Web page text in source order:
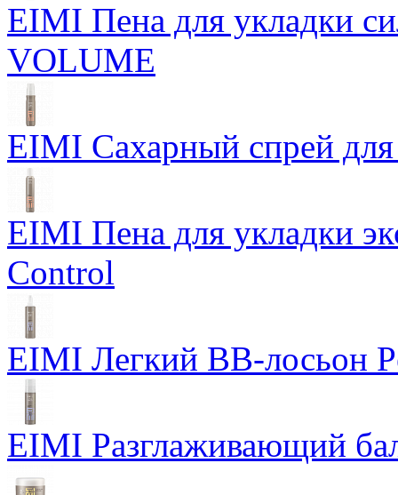
EIMI Пена для укладки
VOLUME
EIMI Сахарный спрей
EIMI Пена для укладки
Control
EIMI Легкий BB-лосьон
EIMI Разглаживающий